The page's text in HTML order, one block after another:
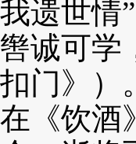
我遗世情
辔诚可学
扣门》）
在《饮酒